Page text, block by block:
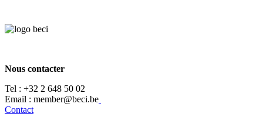
Nous contacter
Tel : +32 2 648 50 02​
​​Email : member@beci.be
Contact